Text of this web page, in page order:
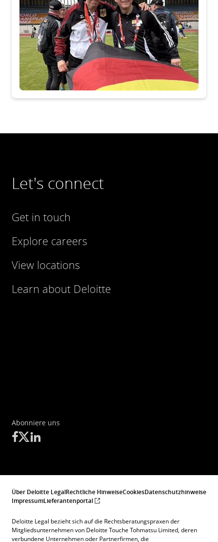
Let's connect
Get in touch
Explore careers
View locations
Learn about Deloitte
Abonniere uns
Über Deloitte LegalRechtliche HinweiseCookiesDatenschutzhinweise
ImpressumLieferantenportal
Deloitte Legal bezieht sich auf die Rechtsberatungspraxen der
Mitgliedsunternehmen von Deloitte Touche Tohmatsu Limited, deren
verbundene Unternehmen oder Partnerfirmen, die